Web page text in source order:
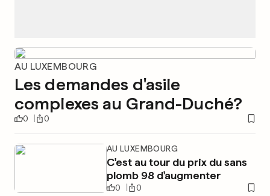
AU LUXEMBOURG
Les demandes d'asile
complexes au Grand-Duché?
0 0
AU LUXEMBOURG
C'est au tour du prix du sans
plomb 98 d'augmenter
0 0